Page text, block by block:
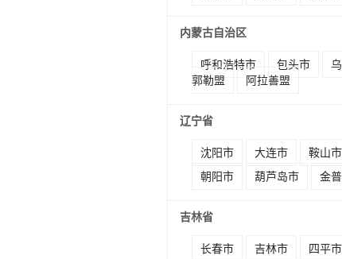
内蒙古自治区
呼和浩特市 包头市
郭勒盟
阿拉善盟
辽宁省
沈阳市 大连市 鞍山市
朝阳市
葫芦岛市 金
吉林省
长春市 吉林市 四平市